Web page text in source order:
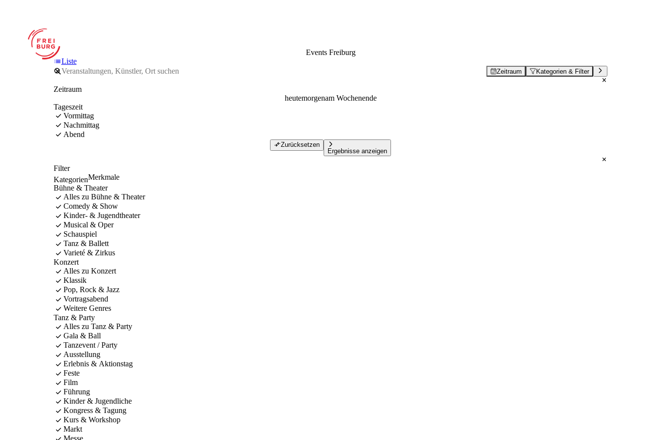
Events Freiburg
Liste
Zeitraum Kategorien & Filter
Zeitraum
heutemorgenam Wochenende
Tageszeit
Vormittag
Nachmittag
Abend
Zurücksetzen
Ergebnisse anzeigen
Filter
KategorienMerkmale
Bühne & Theater
Alles zu Bühne & Theater
Comedy & Show
Kinder- & Jugendtheater
Musical & Oper
Schauspiel
Tanz & Ballett
Varieté & Zirkus
Konzert
Alles zu Konzert
Klassik
Pop, Rock & Jazz
Vortragsabend
Weitere Genres
Tanz & Party
Alles zu Tanz & Party
Gala & Ball
Tanzevent / Party
Ausstellung
Erlebnis & Aktionstag
Feste
Film
Führung
Kinder & Jugendliche
Kongress & Tagung
Kurs & Workshop
Markt